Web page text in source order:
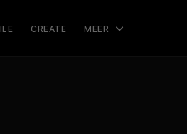
CREATE MEER